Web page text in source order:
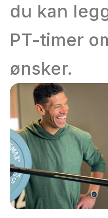
du kan
PT-timer
ønsker.